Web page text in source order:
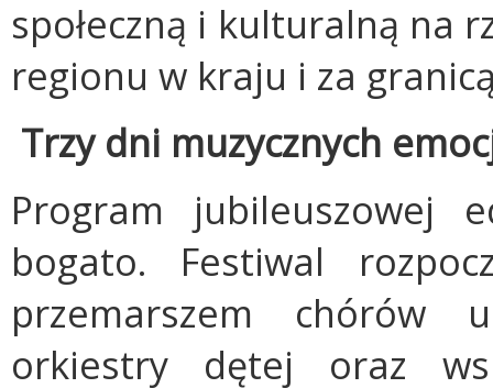
społeczną i kulturalną na
regionu w kraju i za
Trzy dni muzycznych
Program jubileuszowej
bogato. Festiwal
przemarszem chórów
orkiestry dętej oraz